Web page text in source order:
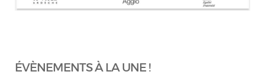
ÉVÈNEMENTS À LA UNE !